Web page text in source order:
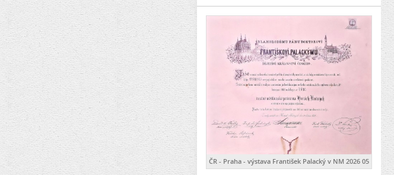
ČR - Praha - výstava František Palacký v NM 2026 05